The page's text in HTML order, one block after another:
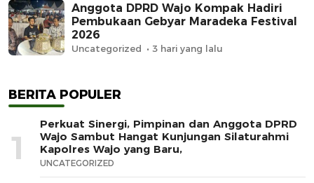
Anggota DPRD Wajo Kompak Hadiri
Pembukaan Gebyar Maradeka Festival
2026
Uncategorized 3 hari yang lalu
BERITA POPULER
1
Perkuat Sinergi, Pimpinan dan Anggota DPRD
Wajo Sambut Hangat Kunjungan Silaturahmi
Kapolres Wajo yang Baru,
UNCATEGORIZED